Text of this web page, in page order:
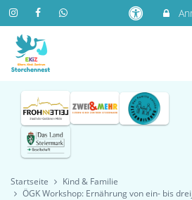
Startseite
Kind & Familie
ÖGK Workshop: Ernährung von ein- bis